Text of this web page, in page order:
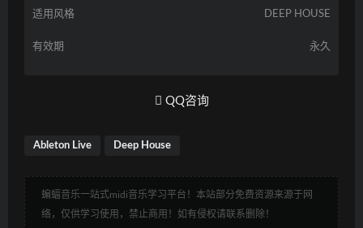
适用风格 DEEP HOUSE
有效期 永久
QQ咨询
Ableton Live Deep House
蝙蝠音乐一站式midi音乐学习平台！本站部分免费资源来源于网
络，仅供学习使用，禁止商用！如有侵权请联系删除！